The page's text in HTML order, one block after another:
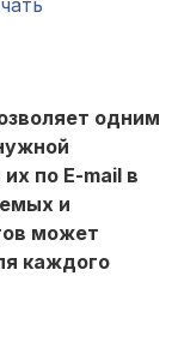
одним
по E-mail в
и
может
каждого